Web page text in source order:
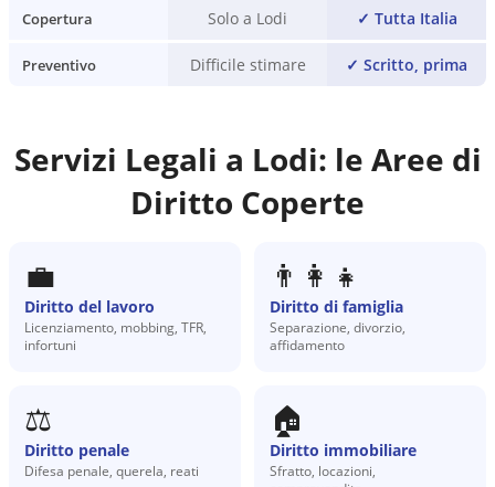
Copertura Solo a Lodi ✓ Tutta Italia
Preventivo Difficile stimare ✓ Scritto, prima
Servizi Legali a Lodi: le Aree di
Diritto Coperte
💼
Diritto del lavoro
Licenziamento, mobbing, TFR,
infortuni
👨‍👩‍👧
Diritto di famiglia
Separazione, divorzio,
affidamento
⚖️
Diritto penale
Difesa penale, querela, reati
🏠
Diritto immobiliare
Sfratto, locazioni,